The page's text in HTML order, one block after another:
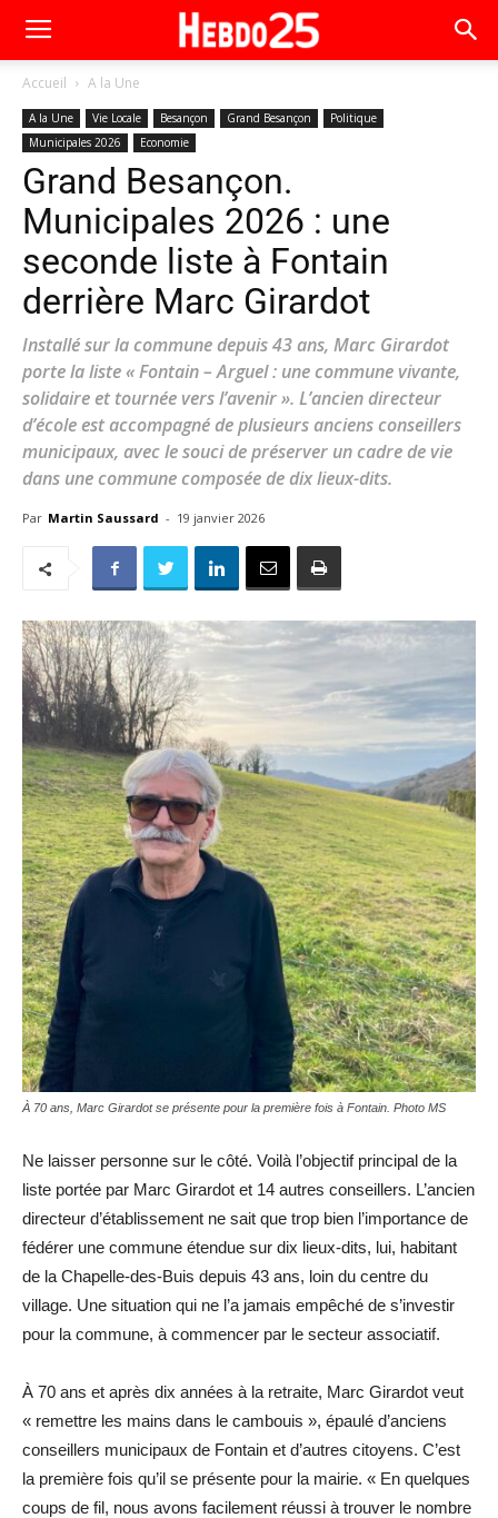
Accueil A la Une
A la Une Vie Locale Besançon Grand Besançon
Politique
Municipales 2026
Economie
Grand Besançon.
Municipales 2026 : une
seconde liste à Fontain
derrière Marc Girardot
Installé sur la commune depuis 43 ans, Marc Girardot
porte la liste « Fontain – Arguel : une commune vivante,
solidaire et tournée vers l’avenir ». L’ancien directeur
d’école est accompagné de plusieurs anciens conseillers
municipaux, avec le souci de préserver un cadre de vie
dans une commune composée de dix lieux-dits.
Par Martin Saussard - 19 janvier 2026
À 70 ans, Marc Girardot se présente pour la première fois à Fontain. Photo MS
Ne laisser personne sur le côté. Voilà l’objectif principal de la
liste portée par Marc Girardot et 14 autres conseillers. L’ancien
directeur d’établissement ne sait que trop bien l’importance de
fédérer une commune étendue sur dix lieux-dits, lui, habitant
de la Chapelle-des-Buis depuis 43 ans, loin du centre du
village. Une situation qui ne l’a jamais empêché de s’investir
pour la commune, à commencer par le secteur associatif.
À 70 ans et après dix années à la retraite, Marc Girardot veut
« remettre les mains dans le cambouis », épaulé d’anciens
conseillers municipaux de Fontain et d’autres citoyens. C’est
la première fois qu’il se présente pour la mairie. « En quelques
coups de fil, nous avons facilement réussi à trouver le nombre